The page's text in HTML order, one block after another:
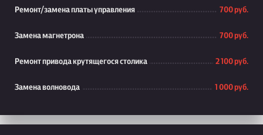
Ремонт/замена платы управления 700 руб.
Замена магнетрона 700 руб.
Ремонт привода крутящегося столика 2 100 руб.
Замена волновода 1 000 руб.